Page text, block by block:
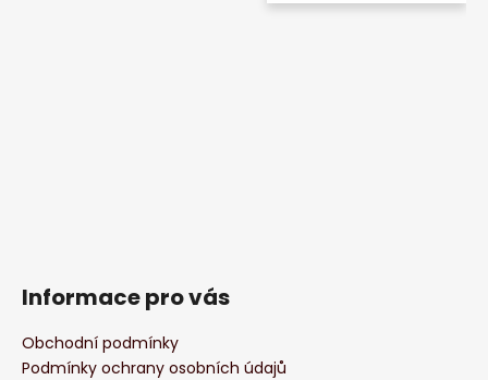
Informace pro vás
Obchodní podmínky
Podmínky ochrany osobních údajů